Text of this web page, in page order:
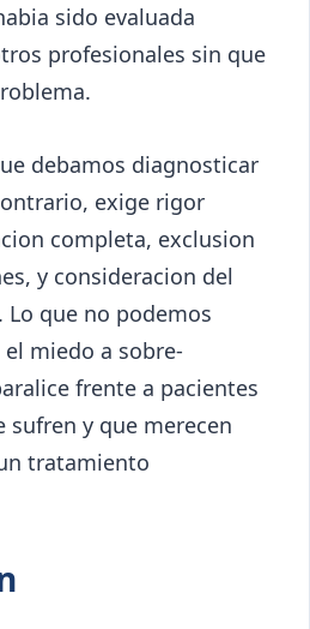
sido evaluada
profesionales sin que
debamos diagnosticar
exige rigor
completa, exclusion
y consideracion del
que no podemos
miedo a sobre-
frente a pacientes
sufren y que merecen
tratamiento